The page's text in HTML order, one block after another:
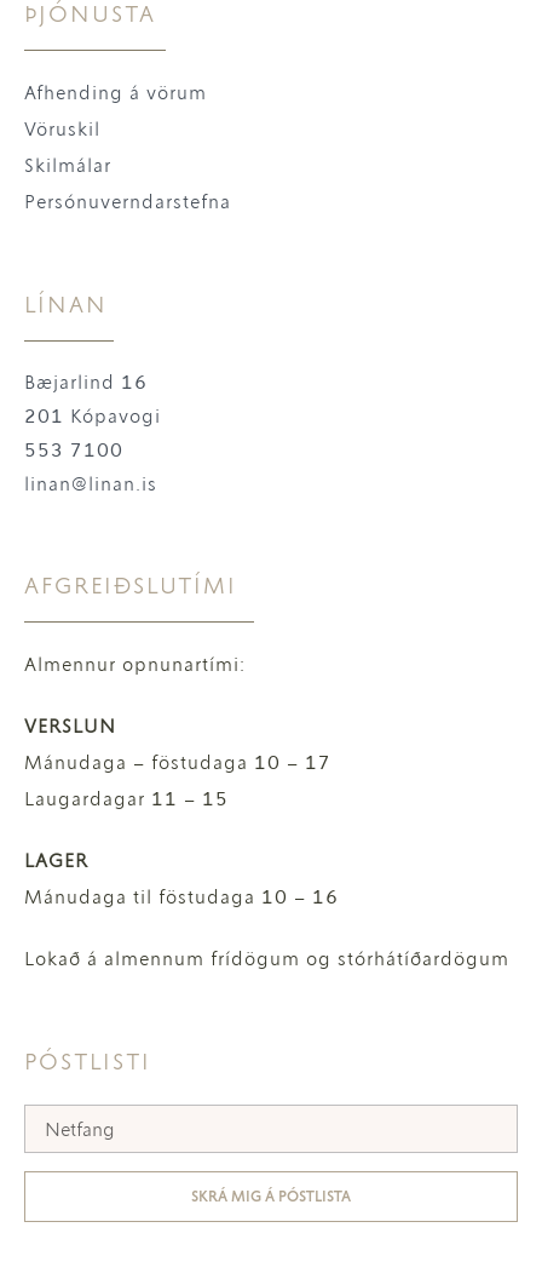
ÞJÓNUSTA
Afhending á vörum
Vöruskil
Skilmálar
Persónuverndarstefna
LÍNAN
Bæjarlind 16
201 Kópavogi
553 7100
linan@linan.is
AFGREIÐSLUTÍMI
Almennur opnunartími:
VERSLUN
Mánudaga – föstudaga 10 – 17
Laugardagar 11 – 15
LAGER
Mánudaga til föstudaga 10 – 16
Lokað á almennum frídögum og stórhátíðardögum
PÓSTLISTI
SKRÁ MIG Á PÓSTLISTA